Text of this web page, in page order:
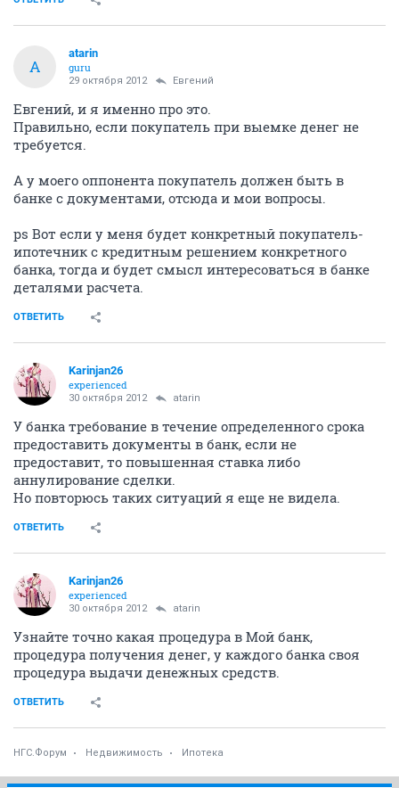
A
atarin
guru
29 октября 2012 Eвгений
Евгений, и я именно про это.
Правильно, если покупатель при выемке денег не
требуется.
А у моего оппонента покупатель должен быть в
банке с документами, отсюда и мои вопросы.
ps Вот если у меня будет конкретный покупатель-
ипотечник с кредитным решением конкретного
банка, тогда и будет смысл интересоваться в банке
деталями расчета.
ОТВЕТИТЬ
Karinjan26
experienced
30 октября 2012 atarin
У банка требование в течение определенного срока
предоставить документы в банк, если не
предоставит, то повышенная ставка либо
аннулирование сделки.
Но повторюсь таких ситуаций я еще не видела.
ОТВЕТИТЬ
Karinjan26
experienced
30 октября 2012 atarin
Узнайте точно какая процедура в Мой банк,
процедура получения денег, у каждого банка своя
процедура выдачи денежных средств.
ОТВЕТИТЬ
НГС.Форум Недвижимость Ипотека